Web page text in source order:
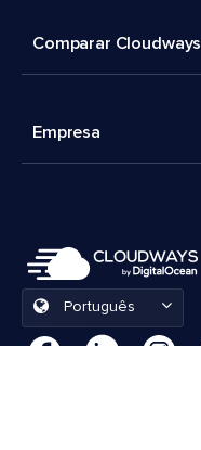
Comparar Cloudways
Empresa
Português